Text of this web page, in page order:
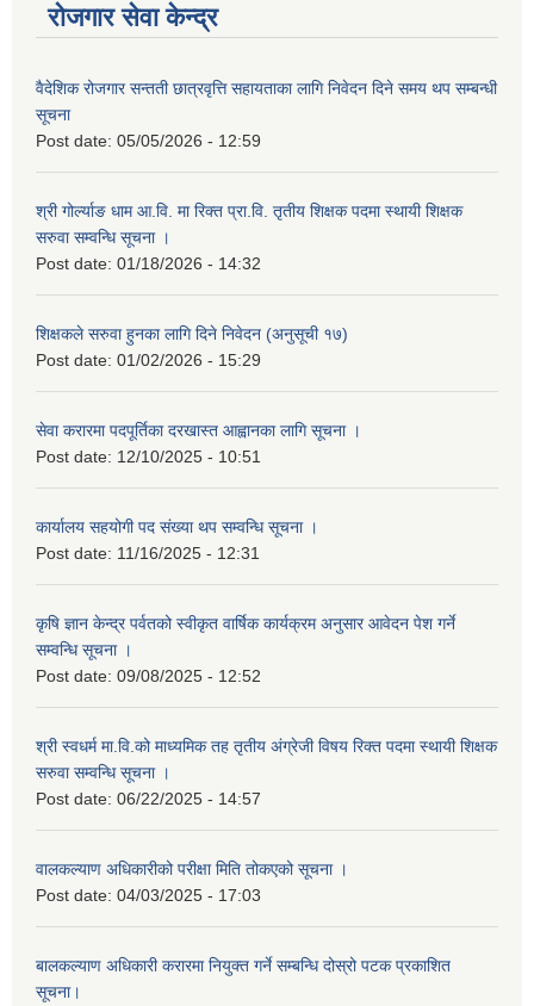
रोजगार सेवा केन्द्र
वैदेशिक रोजगार सन्तती छात्रवृत्ति सहायताका लागि निवेदन दिने समय थप सम्बन्धी
सूचना
Post date: 05/05/2026 - 12:59
श्री गोर्ल्याङ धाम आ.वि. मा रिक्त प्रा.वि. तृतीय शिक्षक पदमा स्थायी शिक्षक
सरुवा सम्वन्धि सूचना ।
Post date: 01/18/2026 - 14:32
शिक्षकले सरुवा हुनका लागि दिने निवेदन (अनुसूची १७)
Post date: 01/02/2026 - 15:29
सेवा करारमा पदपूर्तिका दरखास्त आह्वानका लागि सूचना ।
Post date: 12/10/2025 - 10:51
कार्यालय सहयोगी पद संख्या थप सम्वन्धि सूचना ।
Post date: 11/16/2025 - 12:31
कृषि ज्ञान केन्द्र पर्वतको स्वीकृत वार्षिक कार्यक्रम अनुसार आवेदन पेश गर्ने
सम्वन्धि सूचना ।
Post date: 09/08/2025 - 12:52
श्री स्वधर्म मा.वि.को माध्यमिक तह तृतीय अंग्रेजी विषय रिक्त पदमा स्थायी शिक्षक
सरुवा सम्वन्धि सूचना ।
Post date: 06/22/2025 - 14:57
वालकल्याण अधिकारीको परीक्षा मिति तोकएको सूचना ।
Post date: 04/03/2025 - 17:03
बालकल्याण अधिकारी करारमा नियुक्त गर्ने सम्बन्धि दोस्रो पटक प्रकाशित
सूचना।